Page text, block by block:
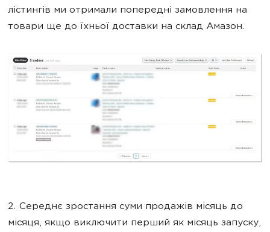
лістингів ми отримали попередні замовлення на
товари ще до їхньої доставки на склад Амазон.
2. Середнє зростання суми продажів місяць до
місяця, якщо виключити перший як місяць запуску,